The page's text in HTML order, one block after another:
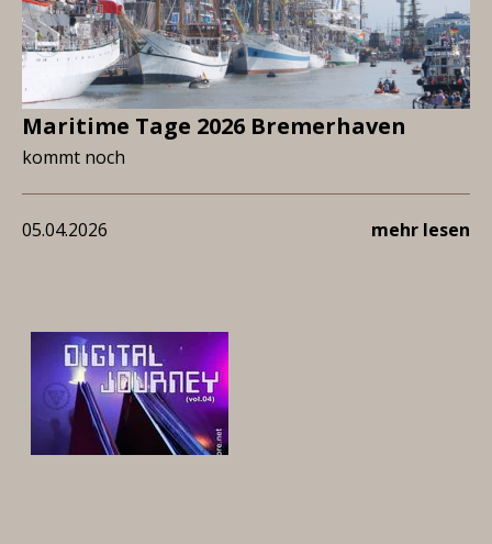
Maritime Tage 2026 Bremerhaven
kommt noch
05.04.2026 mehr lesen